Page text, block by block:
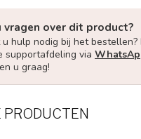
vragen over dit product?
hulp nodig bij het
supportafdeling via
u graag!
PRODUCTEN